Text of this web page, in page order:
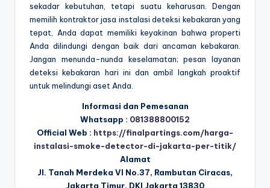
sekadar kebutuhan, tetapi suatu keharusan. Dengan
memilih kontraktor jasa instalasi deteksi kebakaran yang
tepat, Anda dapat memiliki keyakinan bahwa properti
Anda dilindungi dengan baik dari ancaman kebakaran.
Jangan menunda-nunda keselamatan; pesan layanan
deteksi kebakaran hari ini dan ambil langkah proaktif
untuk melindungi aset Anda.
Informasi dan Pemesanan
Whatsapp : 081388800152
Official Web : https://finalpartings.com/harga-
instalasi-smoke-detector-di-jakarta-per-titik/
Alamat
Jl. Tanah Merdeka VI No.37, Rambutan Ciracas,
Jakarta Timur, DKI Jakarta 13830